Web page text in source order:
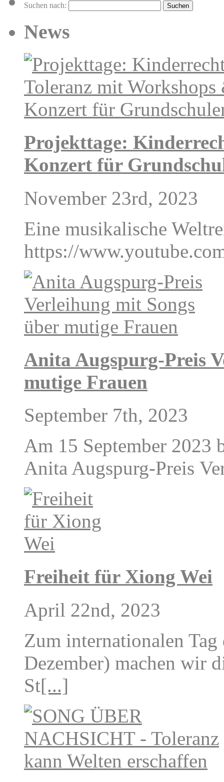
Suchen nach:
News
Projekttage:
Konzert für
November 23rd, 2023
Eine musikalische
https://
Anita Augspurg-Preis
mutige Frauen
September 7th, 2023
Am 15 September 2023
Anita Augspurg-Preis
Freiheit für Xiong Wei
April 22nd, 2023
Zum internationalen
Dezember) machen wir
St[...]